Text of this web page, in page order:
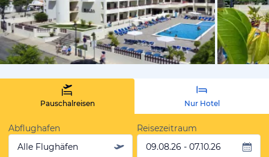
von
Pauschalreisen Nur Hotel
Abflughafen
Alle Flughäfen
Reisezeitraum
09.08.26 - 07.10.26